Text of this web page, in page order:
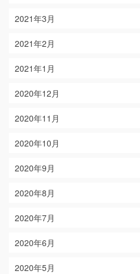
2021年3月
2021年2月
2021年1月
2020年12月
2020年11月
2020年10月
2020年9月
2020年8月
2020年7月
2020年6月
2020年5月